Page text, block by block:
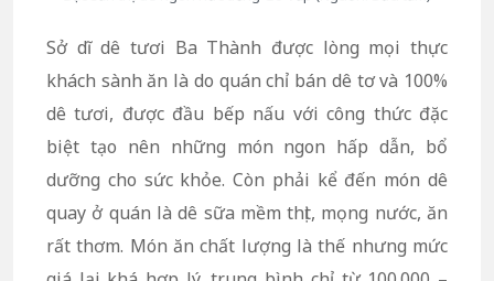
Sở dĩ dê tươi Ba Thành được lòng mọi thực
khách sành ăn là do quán chỉ bán dê tơ và 100%
dê tươi, được đầu bếp nấu với công thức đặc
biệt tạo nên những món ngon hấp dẫn, bổ
dưỡng cho sức khỏe. Còn phải kể đến món dê
quay ở quán là dê sữa mềm thịt, mọng nước, ăn
rất thơm. Món ăn chất lượng là thế nhưng mức